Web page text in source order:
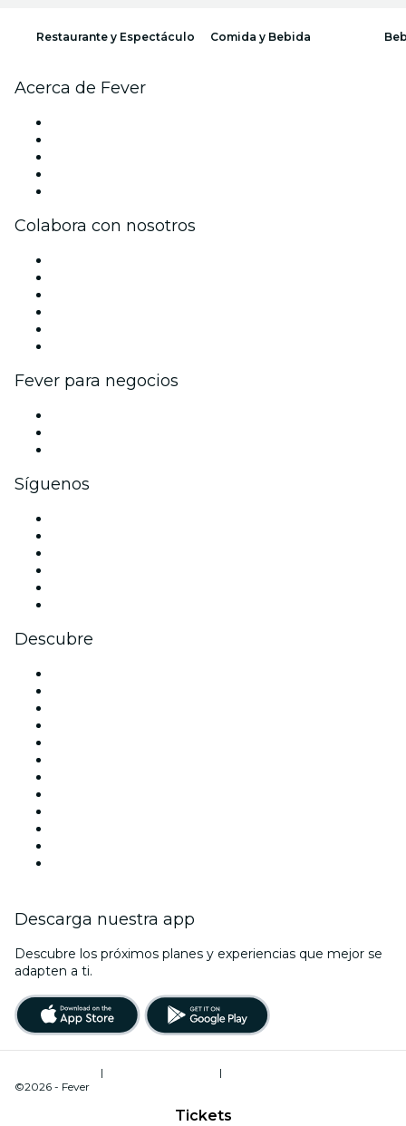
Tickets
Restaurante y Espectáculo Comida y Bebida
Acerca de Fever
Colabora con nosotros
Fever para negocios
Síguenos
Descubre
Descarga nuestra app
Descubre los próximos planes y experiencias que mejor se
adapten a ti.
| |
©2026 - Fever